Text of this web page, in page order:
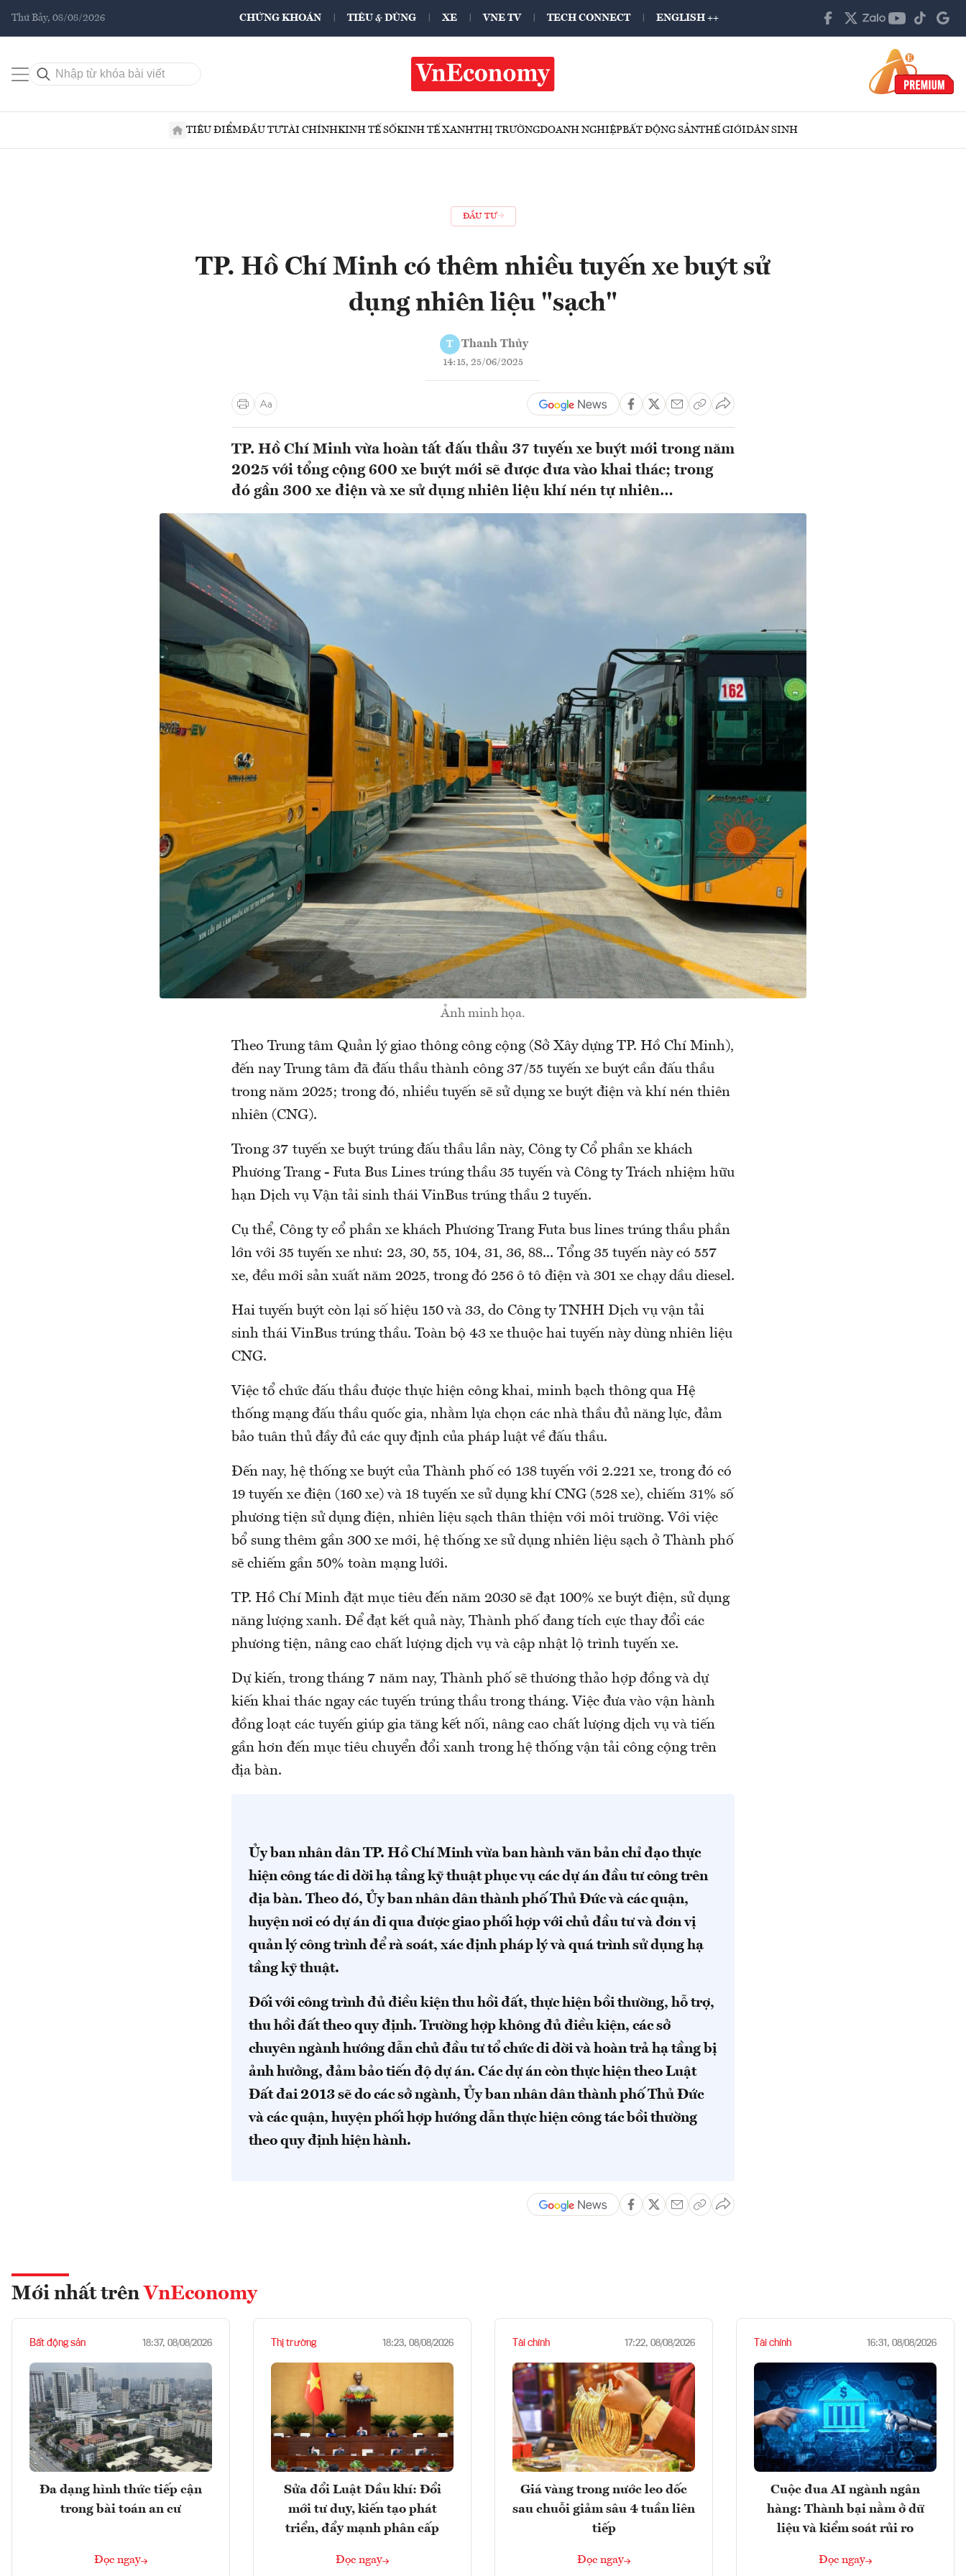
Thứ Bảy, 08/08/2026 CHỨNG KHOÁN TIÊU & DÙNG XE VNE TV TECH CONNECT ENGLISH ++
TIÊU ĐIỂMĐẦU TƯTÀI CHÍNHKINH TẾ SỐKINH TẾ XANHTHỊ TRƯỜNGDOANH NGHIỆPBẤT ĐỘNG SẢNTHẾ GIỚIDÂN SINH
ĐẦU TƯ
TP. Hồ Chí Minh có thêm nhiều tuyến xe buýt sử
dụng nhiên liệu "sạch"
T Thanh Thủy
14:15, 25/06/2025
TP. Hồ Chí Minh vừa hoàn tất đấu thầu 37 tuyến xe buýt mới trong năm
2025 với tổng cộng 600 xe buýt mới sẽ được đưa vào khai thác; trong
đó gần 300 xe điện và xe sử dụng nhiên liệu khí nén tự nhiên…
Ảnh minh họa.
Theo Trung tâm Quản lý giao thông công cộng (Sở Xây dựng TP. Hồ Chí Minh),
đến nay Trung tâm đã đấu thầu thành công 37/55 tuyến xe buýt cần đấu thầu
trong năm 2025; trong đó, nhiều tuyến sẽ sử dụng xe buýt điện và khí nén thiên
nhiên (CNG).
Trong 37 tuyến xe buýt trúng đấu thầu lần này, Công ty Cổ phần xe khách
Phương Trang - Futa Bus Lines trúng thầu 35 tuyến và Công ty Trách nhiệm hữu
hạn Dịch vụ Vận tải sinh thái VinBus trúng thầu 2 tuyến.
Cụ thể, Công ty cổ phần xe khách Phương Trang Futa bus lines trúng thầu phần
lớn với 35 tuyến xe như: 23, 30, 55, 104, 31, 36, 88... Tổng 35 tuyến này có 557
xe, đều mới sản xuất năm 2025, trong đó 256 ô tô điện và 301 xe chạy dầu diesel.
Hai tuyến buýt còn lại số hiệu 150 và 33, do Công ty TNHH Dịch vụ vận tải
sinh thái VinBus trúng thầu. Toàn bộ 43 xe thuộc hai tuyến này dùng nhiên liệu
CNG.
Việc tổ chức đấu thầu được thực hiện công khai, minh bạch thông qua Hệ
thống mạng đấu thầu quốc gia, nhằm lựa chọn các nhà thầu đủ năng lực, đảm
bảo tuân thủ đầy đủ các quy định của pháp luật về đấu thầu.
Đến nay, hệ thống xe buýt của Thành phố có 138 tuyến với 2.221 xe, trong đó có
19 tuyến xe điện (160 xe) và 18 tuyến xe sử dụng khí CNG (528 xe), chiếm 31% số
phương tiện sử dụng điện, nhiên liệu sạch thân thiện với môi trường. Với việc
bổ sung thêm gần 300 xe mới, hệ thống xe sử dụng nhiên liệu sạch ở Thành phố
sẽ chiếm gần 50% toàn mạng lưới.
TP. Hồ Chí Minh đặt mục tiêu đến năm 2030 sẽ đạt 100% xe buýt điện, sử dụng
năng lượng xanh. Để đạt kết quả này, Thành phố đang tích cực thay đổi các
phương tiện, nâng cao chất lượng dịch vụ và cập nhật lộ trình tuyến xe.
Dự kiến, trong tháng 7 năm nay, Thành phố sẽ thương thảo hợp đồng và dự
kiến khai thác ngay các tuyến trúng thầu trong tháng. Việc đưa vào vận hành
đồng loạt các tuyến giúp gia tăng kết nối, nâng cao chất lượng dịch vụ và tiến
gần hơn đến mục tiêu chuyển đổi xanh trong hệ thống vận tải công cộng trên
địa bàn.
Ủy ban nhân dân TP. Hồ Chí Minh vừa ban hành văn bản chỉ đạo thực
hiện công tác di dời hạ tầng kỹ thuật phục vụ các dự án đầu tư công trên
địa bàn. Theo đó, Ủy ban nhân dân thành phố Thủ Đức và các quận,
huyện nơi có dự án đi qua được giao phối hợp với chủ đầu tư và đơn vị
quản lý công trình để rà soát, xác định pháp lý và quá trình sử dụng hạ
tầng kỹ thuật.
Đối với công trình đủ điều kiện thu hồi đất, thực hiện bồi thường, hỗ trợ,
thu hồi đất theo quy định. Trường hợp không đủ điều kiện, các sở
chuyên ngành hướng dẫn chủ đầu tư tổ chức di dời và hoàn trả hạ tầng bị
ảnh hưởng, đảm bảo tiến độ dự án. Các dự án còn thực hiện theo Luật
Đất đai 2013 sẽ do các sở ngành, Ủy ban nhân dân thành phố Thủ Đức
và các quận, huyện phối hợp hướng dẫn thực hiện công tác bồi thường
theo quy định hiện hành.
Mới nhất trên VnEconomy
Bất động sản 18:37, 08/08/2026
Đa dạng hình thức tiếp cận
trong bài toán an cư
Đọc ngay
Thị trường 18:23, 08/08/2026
Sửa đổi Luật Dầu khí: Đổi
mới tư duy, kiến tạo phát
triển, đẩy mạnh phân cấp
Đọc ngay
Tài chính 17:22, 08/08/2026
Giá vàng trong nước leo dốc
sau chuỗi giảm sâu 4 tuần liên
tiếp
Đọc ngay
Tài chính 16:31, 08/08/2026
Cuộc đua AI ngành ngân
hàng: Thành bại nằm ở dữ
liệu và kiểm soát rủi ro
Đọc ngay